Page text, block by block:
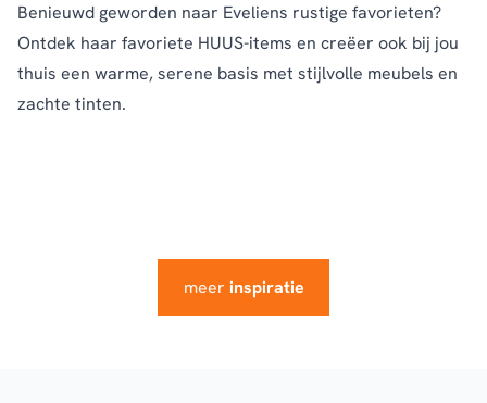
Benieuwd geworden naar Eveliens rustige favorieten?
Ontdek haar favoriete HUUS-items en creëer ook bij jou
thuis een warme, serene basis met stijlvolle meubels en
zachte tinten.
meer inspiratie